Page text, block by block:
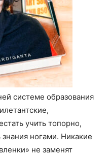
системе образования
учить топорно,
знания ногами. Никакие
не заменят